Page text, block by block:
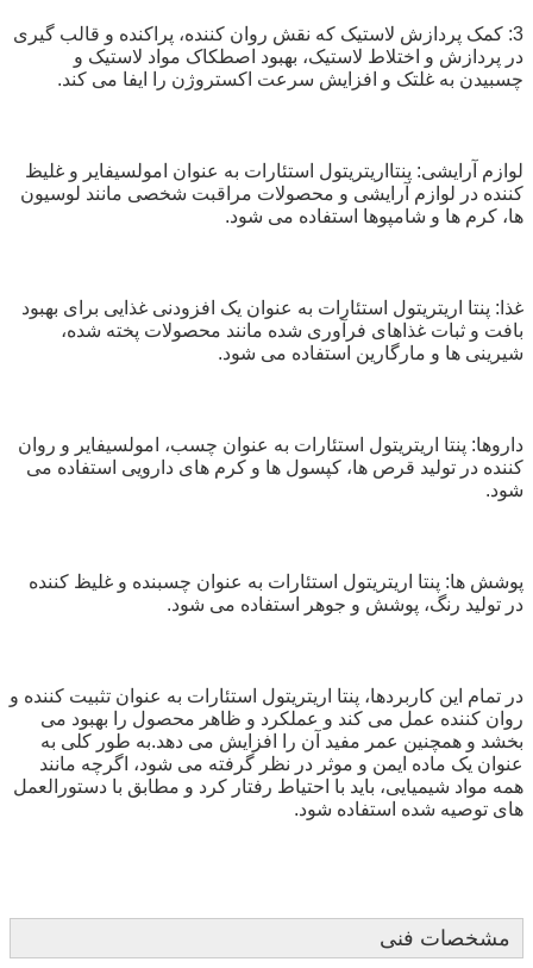
3: کمک پردازش لاستیک که نقش روان کننده، پراکنده و قالب گیری
در پردازش و اختلاط لاستیک، بهبود اصطکاک مواد لاستیک و
چسبیدن به غلتک و افزایش سرعت اکستروژن را ایفا می کند.
لوازم آرایشی: پنتااریتریتول استئارات به عنوان امولسیفایر و غلیظ
کننده در لوازم آرایشی و محصولات مراقبت شخصی مانند لوسیون
ها، کرم ها و شامپوها استفاده می شود.
غذا: پنتا اریتریتول استئارات به عنوان یک افزودنی غذایی برای بهبود
بافت و ثبات غذاهای فرآوری شده مانند محصولات پخته شده،
شیرینی ها و مارگارین استفاده می شود.
داروها: پنتا اریتریتول استئارات به عنوان چسب، امولسیفایر و روان
کننده در تولید قرص ها، کپسول ها و کرم های دارویی استفاده می
شود.
پوشش ها: پنتا اریتریتول استئارات به عنوان چسبنده و غلیظ کننده
در تولید رنگ، پوشش و جوهر استفاده می شود.
در تمام این کاربردها، پنتا اریتریتول استئارات به عنوان تثبیت کننده و
روان کننده عمل می کند و عملکرد و ظاهر محصول را بهبود می
بخشد و همچنین عمر مفید آن را افزایش می دهد.به طور کلی به
عنوان یک ماده ایمن و موثر در نظر گرفته می شود، اگرچه مانند
همه مواد شیمیایی، باید با احتیاط رفتار کرد و مطابق با دستورالعمل
های توصیه شده استفاده شود.
مشخصات فنی